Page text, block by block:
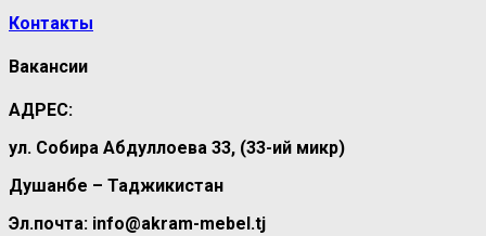
Контакты
Вакансии
АДРЕС:
ул. Собира Абдуллоева 33, (33-ий микр)
Душанбе – Таджикистан
Эл.почта: info@akram-mebel.tj